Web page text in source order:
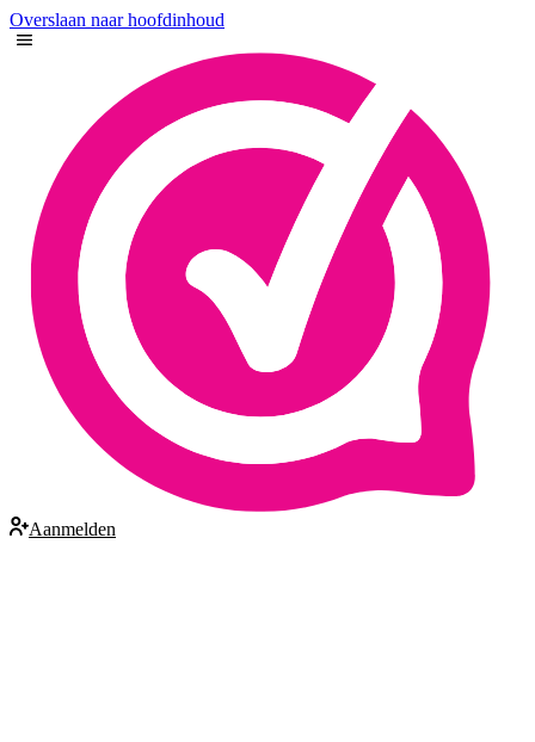
Overslaan naar hoofdinhoud
Aanmelden